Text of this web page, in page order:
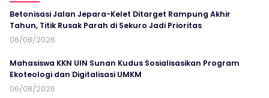
Betonisasi Jalan Jepara-Kelet Ditarget Rampung Akhir
Tahun, Titik Rusak Parah di Sekuro Jadi Prioritas
06/08/2026
Mahasiswa KKN UIN Sunan Kudus Sosialisasikan Program
Ekoteologi dan Digitalisasi UMKM
06/08/2026